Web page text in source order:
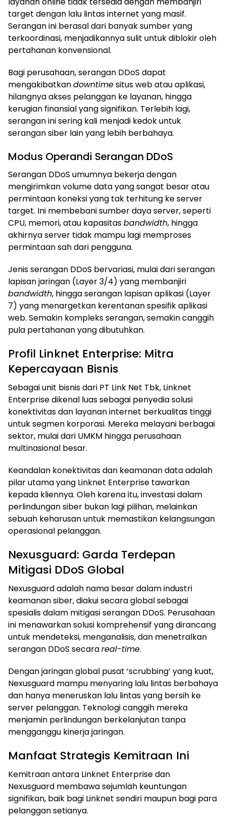
target dengan lalu lintas internet yang masif.
Serangan ini berasal dari banyak sumber yang
terkoordinasi, menjadikannya sulit untuk diblokir oleh
pertahanan konvensional.
Bagi perusahaan, serangan DDoS dapat
mengakibatkandowntimesitus web atau aplikasi,
hilangnya akses pelanggan ke layanan, hingga
kerugian finansial yang signifikan. Terlebih lagi,
serangan ini sering kali menjadi kedok untuk
serangan siber lain yang lebih berbahaya.
Modus Operandi Serangan DDoS
Serangan DDoS umumnya bekerja dengan
mengirimkan volume data yang sangat besar atau
permintaan koneksi yang tak terhitung ke server
target. Ini membebani sumber daya server, seperti
CPU, memori, atau kapasitasbandwidth, hingga
akhirnya server tidak mampu lagi memproses
permintaan sah dari pengguna.
Jenis serangan DDoS bervariasi, mulai dari serangan
lapisan jaringan (Layer 3/4) yang membanjiri
bandwidth, hingga serangan lapisan aplikasi (Layer
7) yang menargetkan kerentanan spesifik aplikasi
web. Semakin kompleks serangan, semakin canggih
pula pertahanan yang dibutuhkan.
Profil Linknet Enterprise: Mitra
Kepercayaan Bisnis
Sebagai unit bisnis dari PT Link Net Tbk, Linknet
Enterprise dikenal luas sebagai penyedia solusi
konektivitas dan layanan internet berkualitas tinggi
untuk segmen korporasi. Mereka melayani berbagai
sektor, mulai dari UMKM hingga perusahaan
multinasional besar.
Keandalan konektivitas dan keamanan data adalah
pilar utama yang Linknet Enterprise tawarkan
kepada kliennya. Oleh karena itu, investasi dalam
perlindungan siber bukan lagi pilihan, melainkan
sebuah keharusan untuk memastikan kelangsungan
operasional pelanggan.
Nexusguard: Garda Terdepan
Mitigasi DDoS Global
Nexusguard adalah nama besar dalam industri
keamanan siber, diakui secara global sebagai
spesialis dalam mitigasi serangan DDoS. Perusahaan
ini menawarkan solusi komprehensif yang dirancang
untuk mendeteksi, menganalisis, dan menetralkan
serangan DDoS secarareal-time.
Dengan jaringan global pusat ‘scrubbing’ yang kuat,
Nexusguard mampu menyaring lalu lintas berbahaya
dan hanya meneruskan lalu lintas yang bersih ke
server pelanggan. Teknologi canggih mereka
menjamin perlindungan berkelanjutan tanpa
mengganggu kinerja jaringan.
Manfaat Strategis Kemitraan Ini
Kemitraan antara Linknet Enterprise dan
Nexusguard membawa sejumlah keuntungan
signifikan, baik bagi Linknet sendiri maupun bagi para
pelanggan setianya.